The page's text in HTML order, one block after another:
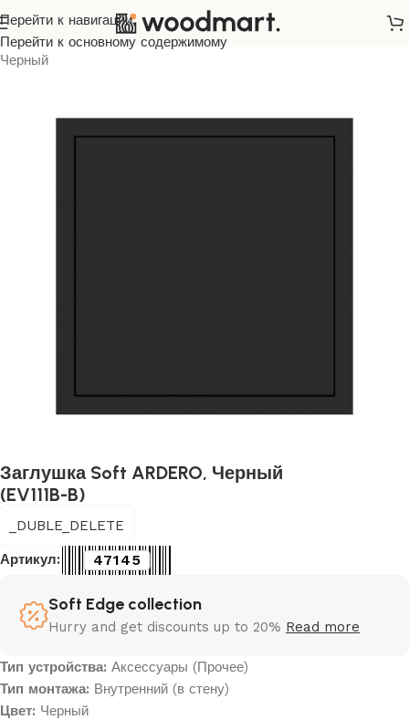
Перейти к навигации
Перейти к основному содержимому
Главная/ Розетки и выключатели/
Черный
Заглушка Soft ARDERO, Черный
(EV111B-B)
_DUBLE_DELETE
Артикул: 47145
Soft Edge collection
Hurry and get discounts up to 20% Read more
Тип устройства: Аксессуары (Прочее)
Тип монтажа: Внутренний (в стену)
Цвет: Черный